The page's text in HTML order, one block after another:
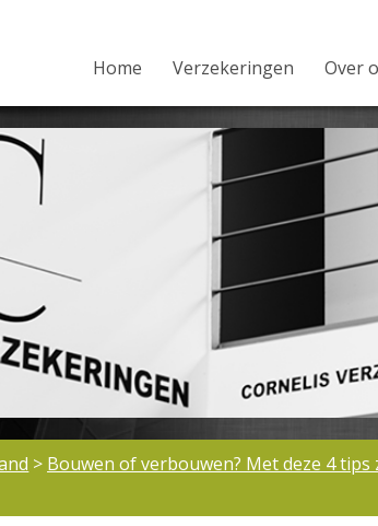
Home Verzekeringen Over
> Bouwen of verbouwen? Met deze 4 tips